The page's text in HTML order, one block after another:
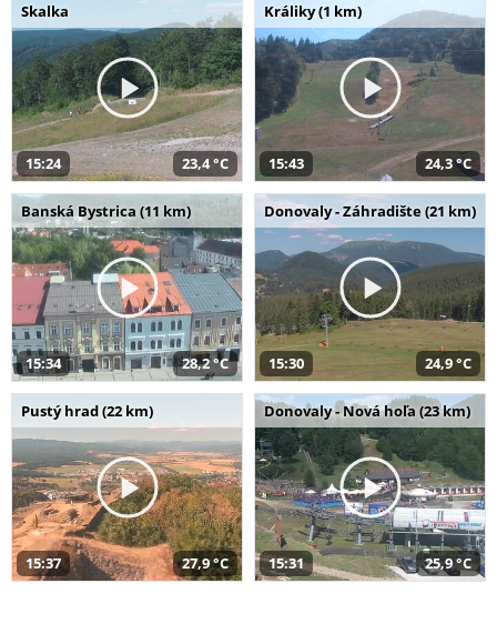
Skalka
15:24 23,4 °C
Králiky (1 km)
15:43 24,3 °C
Banská Bystrica (11 km)
15:34 28,2 °C
Donovaly - Záhradište (21 km)
15:30 24,9 °C
Pustý hrad (22 km)
15:37 27,9 °C
Donovaly - Nová hoľa (23 km)
15:31 25,9 °C